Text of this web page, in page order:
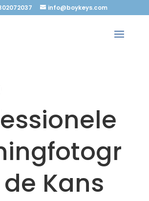
info@boykeys.com
Kans